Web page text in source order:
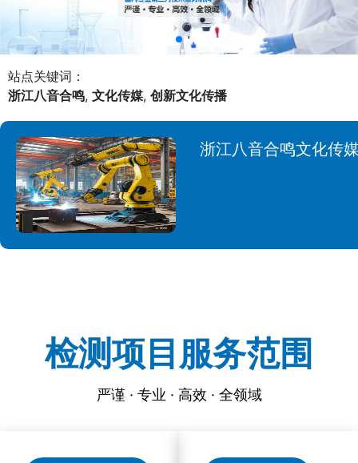
站点关键词：
浙江八音合鸣, 文化传媒, 创新文化传播
浙江八音合鸣文化传
检测项目服务范围
严谨 · 专业 · 高效 · 全领域